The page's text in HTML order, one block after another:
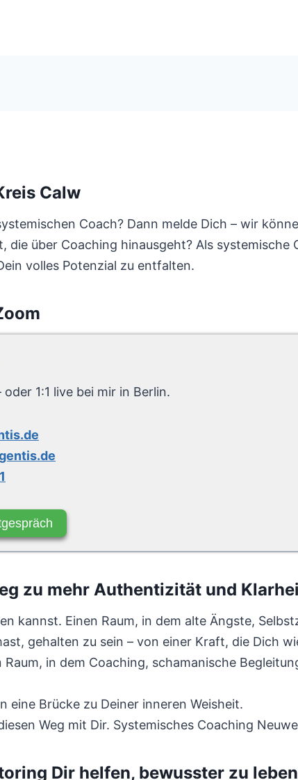
Calw
Coach? Dann melde Dich – wir
die über Coaching hinausgeht? Als
volles Potenzial zu entfalten.
1:1 live bei mir in Berlin.
zu mehr Authentizität und
kannst. Einen Raum, in dem alte Ängste,
gehalten zu sein – von einer Kraft, die Dich
in dem Coaching, schamanische
Brücke zu Deiner inneren Weisheit.
Weg mit Dir. Systemisches Coaching
Dir helfen, bewusster zu